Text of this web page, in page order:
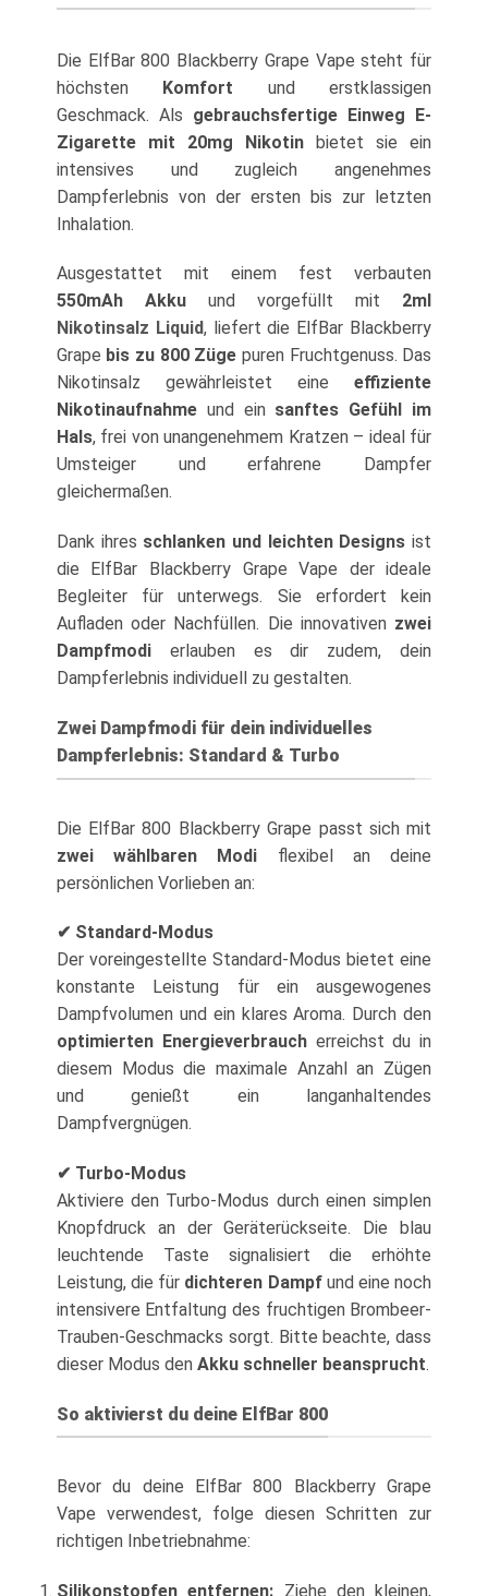
Die ElfBar 800 Blackberry Grape Vape steht für
höchsten Komfort und erstklassigen
Geschmack. Als gebrauchsfertige Einweg E-
Zigarette mit 20mg Nikotin bietet sie ein
intensives und zugleich angenehmes
Dampferlebnis von der ersten bis zur letzten
Inhalation.
Ausgestattet mit einem fest verbauten
550mAh Akkuund vorgefüllt mit 2ml
Nikotinsalz Liquid, liefert die ElfBar Blackberry
Grape bis zu 800 Züge puren Fruchtgenuss. Das
Nikotinsalz gewährleistet eineeffiziente
Nikotinaufnahmeund ein sanftes Gefühl im
Hals, frei von unangenehmem Kratzen – ideal für
Umsteiger und erfahrene Dampfer
gleichermaßen.
Dank ihres schlanken und leichten Designs ist
die ElfBar Blackberry Grape Vape der ideale
Begleiter für unterwegs. Sie erfordert kein
Aufladen oder Nachfüllen. Die innovativen zwei
Dampfmodierlauben es dir zudem, dein
Dampferlebnis individuell zu gestalten.
Zwei Dampfmodi für dein individuelles
Dampferlebnis: Standard & Turbo
Die ElfBar 800 Blackberry Grape passt sich mit
zwei wählbaren Modi flexibel an deine
persönlichen Vorlieben an:
✔ Standard-Modus
Der voreingestellte Standard-Modus bietet eine
konstante Leistung für ein ausgewogenes
Dampfvolumen und ein klares Aroma. Durch den
optimierten Energieverbraucherreichst du in
diesem Modus die maximale Anzahl an Zügen
und genießt ein langanhaltendes
Dampfvergnügen.
✔ Turbo-Modus
Aktiviere den Turbo-Modus durch einen simplen
Knopfdruck an der Geräterückseite. Die blau
leuchtende Taste signalisiert die erhöhte
Leistung, die für dichteren Dampfund eine noch
intensivere Entfaltung des fruchtigen Brombeer-
Trauben-Geschmacks sorgt. Bitte beachte, dass
dieser Modus den Akku schneller beansprucht.
So aktivierst du deine ElfBar 800
Bevor du deine ElfBar 800 Blackberry Grape
Vape verwendest, folge diesen Schritten zur
richtigen Inbetriebnahme:
Silikonstopfen entfernen: Ziehe den kleinen,